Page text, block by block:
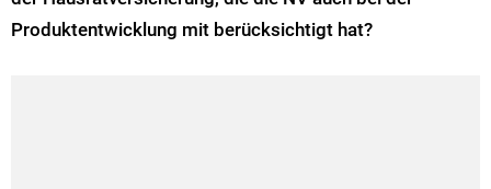
Produktentwicklung mit berücksichtigt hat?